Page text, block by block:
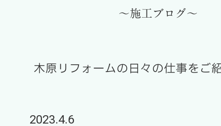
～施工ブログ～
木原リフォームの日々の仕事をご
2023.4.6